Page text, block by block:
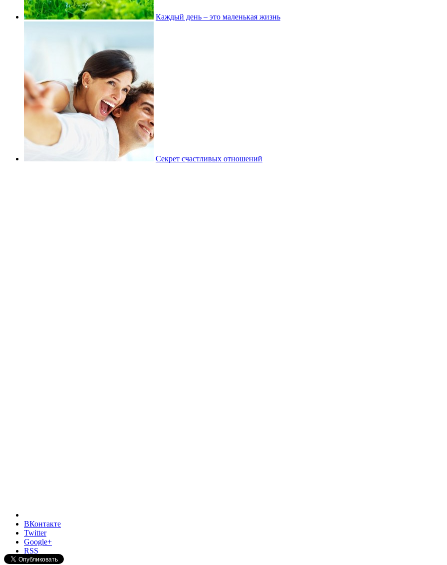
Каждый день – это маленькая жизнь
Секрет счастливых отношений
ВКонтакте
Twitter
Google+
RSS